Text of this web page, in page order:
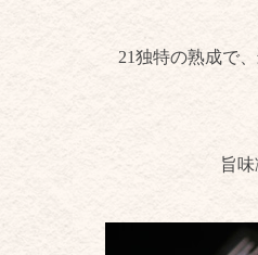
21独特の熟成で
旨